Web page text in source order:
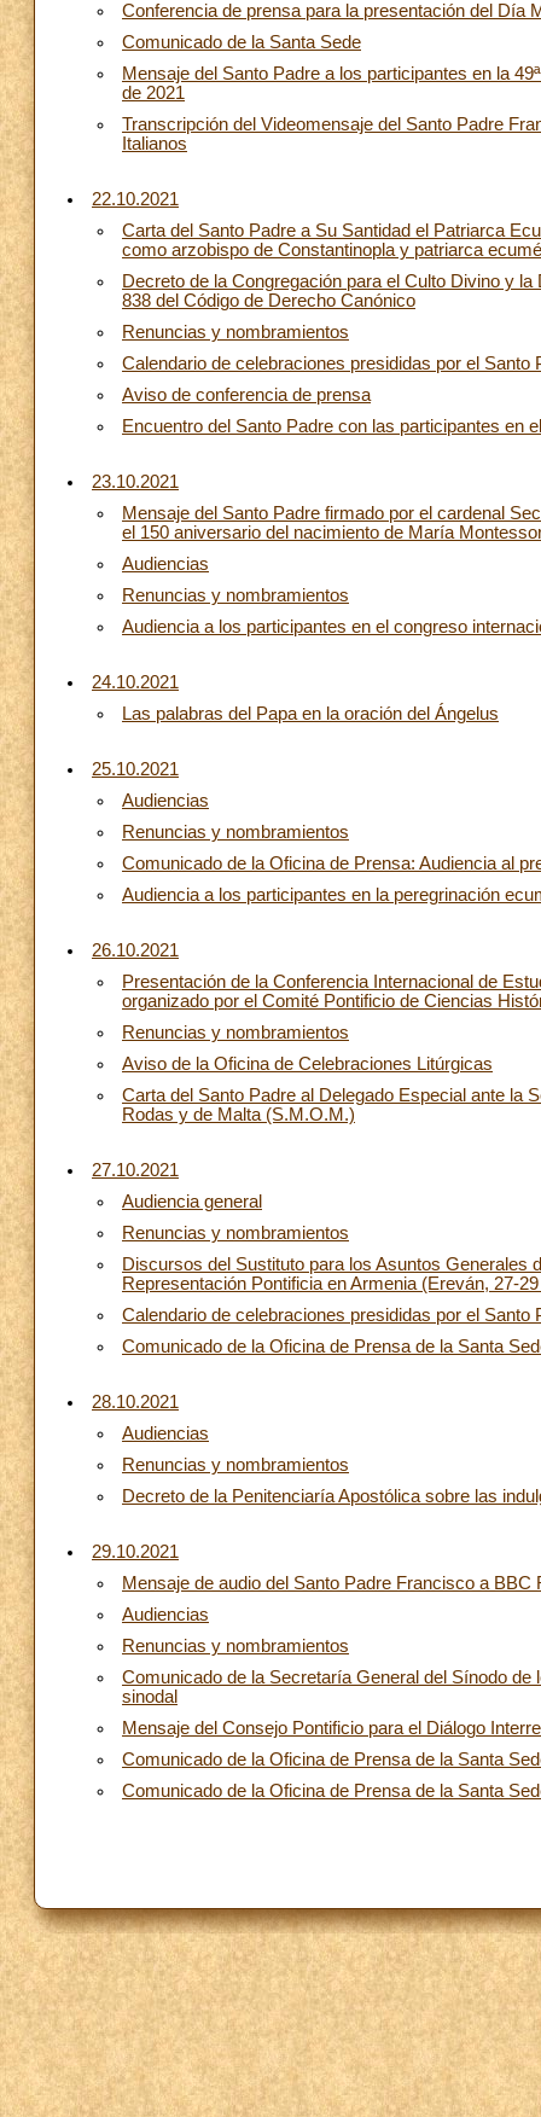
Conferencia de prensa para la presentación del Día
Comunicado de la Santa Sede
Mensaje del Santo Padre a los participantes en la
de 2021
Transcripción del Videomensaje del Santo Padre
Italianos
22.10.2021
Carta del Santo Padre a Su Santidad el Patriarca
como arzobispo de Constantinopla y patriarca
Decreto de la Congregación para el Culto Divino y
838 del Código de Derecho Canónico
Renuncias y nombramientos
Calendario de celebraciones presididas por el
Aviso de conferencia de prensa
Encuentro del Santo Padre con las participantes en
23.10.2021
Mensaje del Santo Padre firmado por el cardenal
el 150 aniversario del nacimiento de María
Audiencias
Renuncias y nombramientos
Audiencia a los participantes en el congreso
24.10.2021
Las palabras del Papa en la oración del Ángelus
25.10.2021
Audiencias
Renuncias y nombramientos
Comunicado de la Oficina de Prensa: Audiencia al
Audiencia a los participantes en la peregrinación
26.10.2021
Presentación de la Conferencia Internacional de
organizado por el Comité Pontificio de Ciencias
Renuncias y nombramientos
Aviso de la Oficina de Celebraciones Litúrgicas
Carta del Santo Padre al Delegado Especial ante la
Rodas y de Malta (S.M.O.M.)
27.10.2021
Audiencia general
Renuncias y nombramientos
Discursos del Sustituto para los Asuntos Generales
Representación Pontificia en Armenia (Ereván, 27-
Calendario de celebraciones presididas por el
Comunicado de la Oficina de Prensa de la Santa
28.10.2021
Audiencias
Renuncias y nombramientos
Decreto de la Penitenciaría Apostólica sobre las
29.10.2021
Mensaje de audio del Santo Padre Francisco a
Audiencias
Renuncias y nombramientos
Comunicado de la Secretaría General del Sínodo
sinodal
Mensaje del Consejo Pontificio para el Diálogo
Comunicado de la Oficina de Prensa de la Santa
Comunicado de la Oficina de Prensa de la Santa